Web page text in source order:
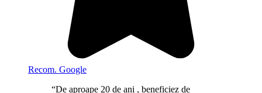
Recom. Google
“De aproape 20 de ani , beneficiez de